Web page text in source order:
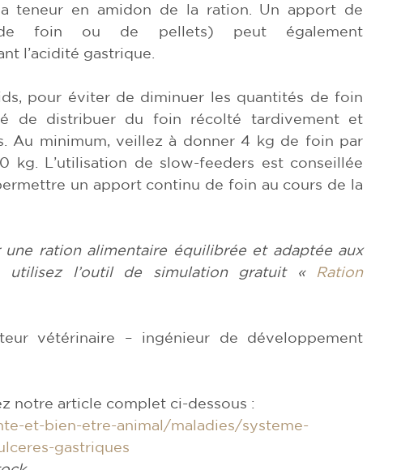
teneur en amidon de la ration. Un apport de
foin ou de pellets) peut également
l’acidité gastrique.
pour éviter de diminuer les quantités de foin
de distribuer du foin récolté tardivement et
Au minimum, veillez à donner 4 kg de foin par
L’utilisation de slow-feeders est conseillée
un apport continu de foin au cours de la
une ration alimentaire équilibrée et adaptée aux
utilisez l’outil de simulation gratuit
« Ration
vétérinaire – ingénieur de développement
notre article complet ci-dessous :
et-bien-etre-animal/maladies/systeme-
gastriques